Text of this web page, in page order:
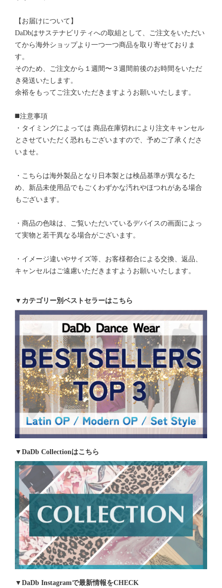
【お届けについて】
DaDbはサステナビリティへの取組として、ご注文をいただい
てから海外ショップより一つ一つ商品を取り寄せておりま
す。
そのため、ご注文から１週間〜３週間前後のお時間をいただ
き発送いたします。
余裕をもってご注文いただきますようお願いいたします。
◼️注意事項
・タイミングによっては 商品在庫切れにより注文キャンセル
とさせていただく恐れもございますので、予めご了承くださ
いませ。
・こちらは海外製品となり日本製とは検品基準が異なるた
め、新品未使用品でもごくわずかな汚れやほつれがある場合
もございます。
・商品の色味は、ご覧いただいているデバイスの画面によっ
て実物と若干異なる場合がございます。
・イメージ違いやサイズ等、お客様都合による交換、返品、
キャンセルはご遠慮いただきますようお願いいたします。
▼カテゴリー別ベストセラーはこちら
▼DaDb Collectionはこちら
▼DaDb Instagramで最新情報をCHECK